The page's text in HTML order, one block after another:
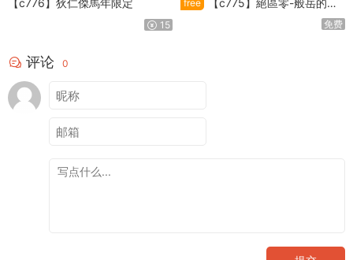
【c776】狄仁傑馬年限定
15
free
【c775】絕區零-般岳的訓
免费
评论 0